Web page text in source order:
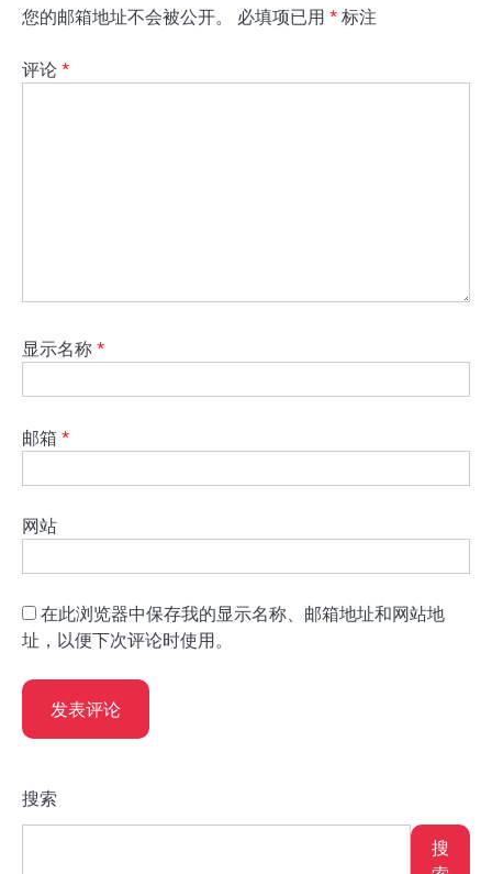
您的邮箱地址不会被公开。 必填项已用 * 标注
评论 *
显示名称 *
邮箱 *
网站
在此浏览器中保存我的显示名称、邮箱地址和网站地
址，以便下次评论时使用。
搜索
搜